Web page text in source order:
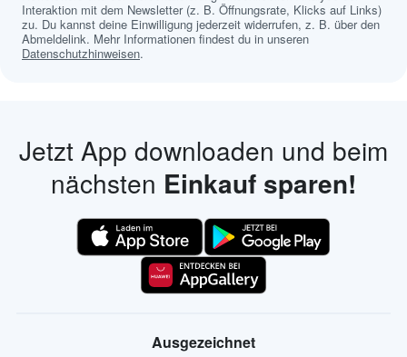
Interaktion mit dem Newsletter (z. B. Öffnungsrate, Klicks auf Links)
zu. Du kannst deine Einwilligung jederzeit widerrufen, z. B. über den
Abmeldelink. Mehr Informationen findest du in unseren
Datenschutzhinweisen.
Jetzt App downloaden und beim
nächsten Einkauf sparen!
Ausgezeichnet